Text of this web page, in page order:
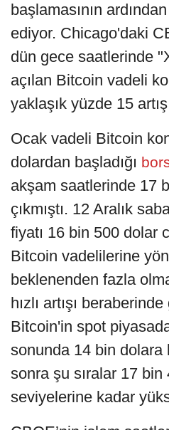
başlamasının
ediyor. Chicago'daki
dün gece saatlerinde
açılan Bitcoin vadeli
yaklaşık yüzde 15
Ocak vadeli Bitcoin
dolardan başladığı
akşam saatlerinde 17
çıkmıştı. 12 Aralık
fiyatı 16 bin 500 dolar
Bitcoin vadelilerine
beklenenden fazla
hızlı artışı
Bitcoin'in spot
sonunda 14 bin dolara
sonra şu sıralar 17 bin
seviyelerine kadar